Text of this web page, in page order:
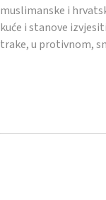
muslimanske i
kuće i stanove
trake, u protivnom,